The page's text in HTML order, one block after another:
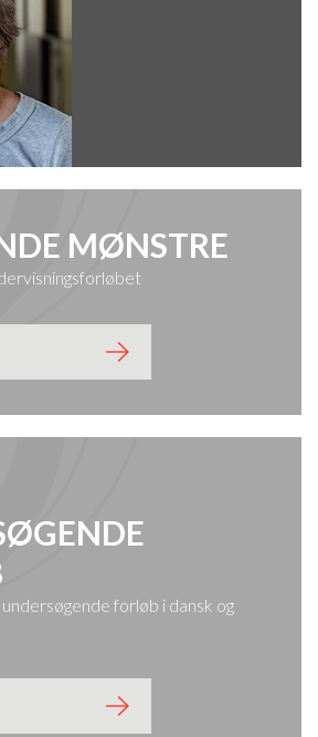
MØNSTRE
forløb i dansk og